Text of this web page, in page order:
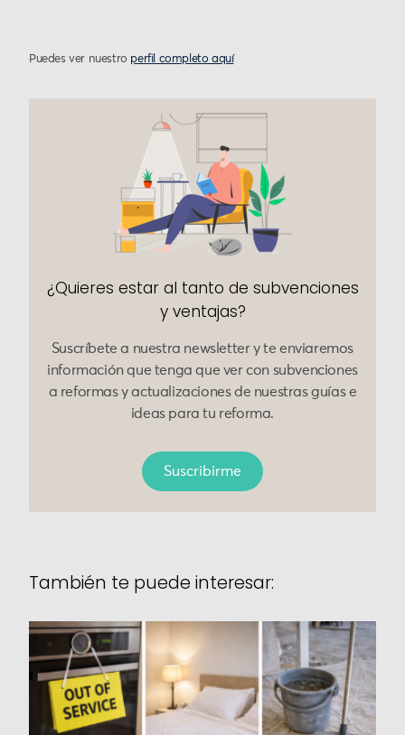
Puedes ver nuestro perfil completo aquí
¿Quieres estar al tanto de subvenciones
y ventajas?
Suscríbete a nuestra newsletter y te enviaremos
información que tenga que ver con subvenciones
a reformas y actualizaciones de nuestras guías e
ideas para tu reforma.
Suscribirme
También te puede interesar: